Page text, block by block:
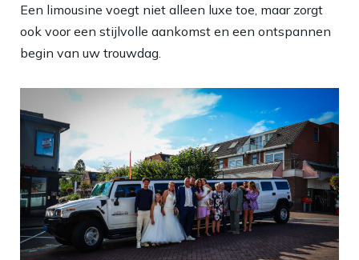
Een limousine voegt niet alleen luxe toe, maar zorgt
ook voor een stijlvolle aankomst en een ontspannen
begin van uw trouwdag.